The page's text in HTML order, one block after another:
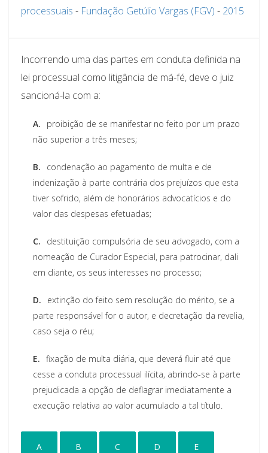
processuais - Fundação Getúlio Vargas (FGV) - 2015
Incorrendo uma das partes em conduta definida na
lei processual como litigância de má-fé, deve o juiz
sancioná-la com a:
A.
proibição de se manifestar no feito por um prazo
não superior a três meses;
B.
condenação ao pagamento de multa e de
indenização à parte contrária dos prejuízos que esta
tiver sofrido, além de honorários advocatícios e do
valor das despesas efetuadas;
C.
destituição compulsória de seu advogado, com a
nomeação de Curador Especial, para patrocinar, dali
em diante, os seus interesses no processo;
D.
extinção do feito sem resolução do mérito, se a
parte responsável for o autor, e decretação da revelia,
caso seja o réu;
E. fixação de multa diária, que deverá fluir até que
cesse a conduta processual ilícita, abrindo-se à parte
prejudicada a opção de deflagrar imediatamente a
execução relativa ao valor acumulado a tal título.
A B C D E